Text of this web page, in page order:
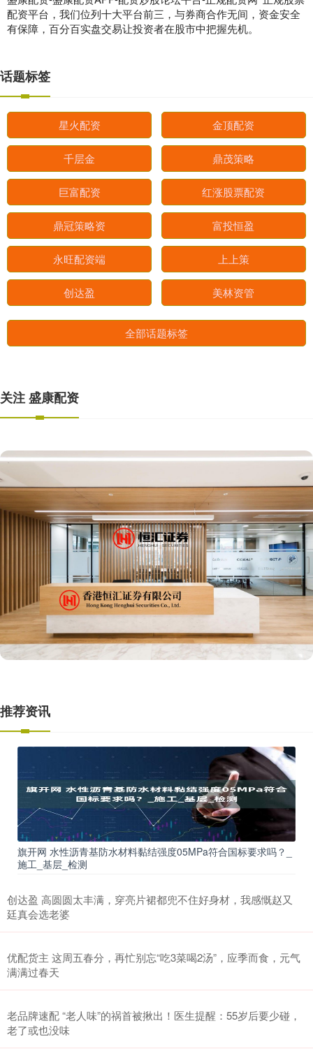
配资平台，我们位列十大平台前三，与券商合作无间，资金安全
有保障，百分百实盘交易让投资者在股市中把握先机。
话题标签
星火配资 金顶配资
千层金 鼎茂策略
巨富配资 红涨股票配资
鼎冠策略资 富投恒盈
永旺配资端 上上策
创达盈 美林资管
全部话题标签
关注 盛康配资
推荐资讯
旗开网 水性沥青基防水材料黏结强度05MPa符合国标要求吗？_
施工_基层_检测
创达盈 高圆圆太丰满，穿亮片裙都兜不住好身材，我感慨赵又
廷真会选老婆
优配货主 这周五春分，再忙别忘“吃3菜喝2汤”，应季而食，元气
满满过春天
老品牌速配 “老人味”的祸首被揪出！医生提醒：55岁后要少碰，
老了或也没味